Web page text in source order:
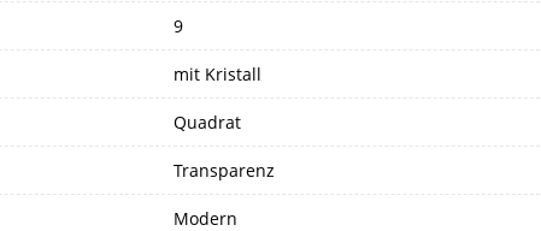
9
mit Kristall
Quadrat
Transparenz
Modern